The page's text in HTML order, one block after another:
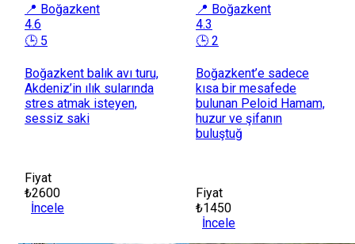
📍 Boğazkent
4.6
🕒 5
Boğazkent balık avı turu,
Akdeniz’in ılık sularında
stres atmak isteyen,
sessiz saki
Fiyat
₺2600
İncele
📍 Boğazkent
4.3
🕒 2
Boğazkent’e sadece
kısa bir mesafede
bulunan Peloid Hamam,
huzur ve şifanın
buluştuğ
Fiyat
₺1450
İncele